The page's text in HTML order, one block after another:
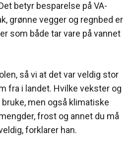
betyr besparelse på VA-
grønne vegger og regnbed er
som både tar vare på vannet
så vi at det var veldig stor
fra i landet. Hvilke vekster og
men også klimatiske
frost og annet du må
forklarer han.